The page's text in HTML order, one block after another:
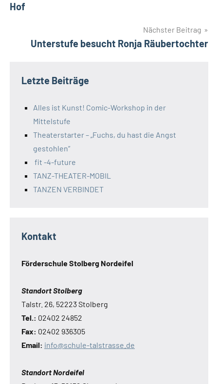
Hof
Nächster Beitrag
Unterstufe besucht Ronja Räubertochter
Letzte Beiträge
Alles ist Kunst! Comic-Workshop in der
Mittelstufe
Theaterstarter – „Fuchs, du hast die Angst
gestohlen“
fit -4-future
TANZ-THEATER-MOBIL
TANZEN VERBINDET
Kontakt
Förderschule Stolberg Nordeifel
Standort Stolberg
Talstr. 26, 52223 Stolberg
Tel.: 02402 24852
Fax: 02402 936305
Email: info@schule-talstrasse.de
Standort Nordeifel